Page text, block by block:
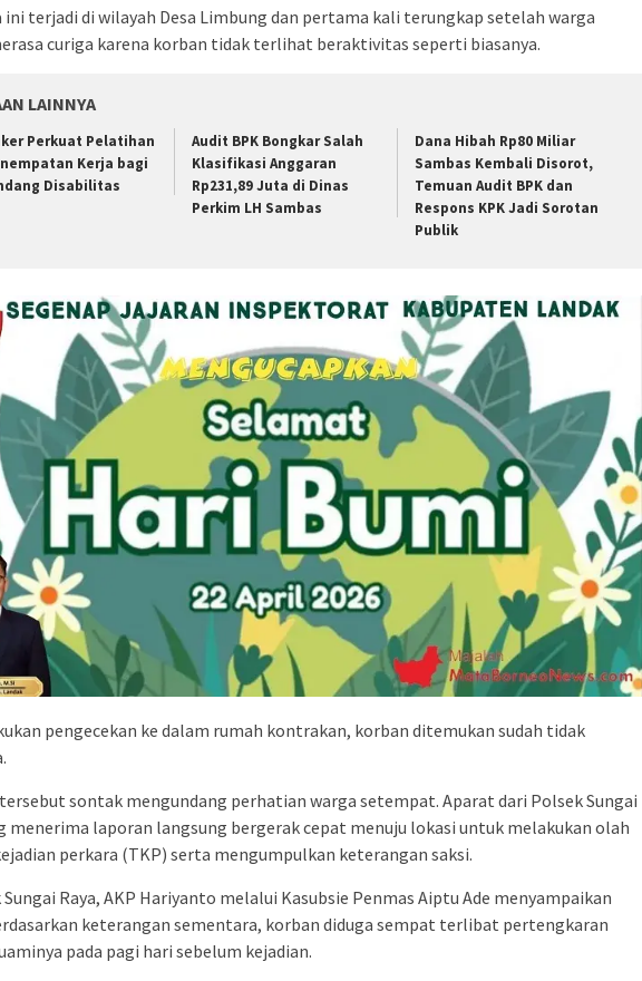
ini terjadi di wilayah Desa Limbung dan pertama kali terungkap setelah warga
curiga karena korban tidak terlihat beraktivitas seperti biasanya.
LAINNYA
Perkuat Pelatihan
Kerja bagi
Disabilitas
Audit BPK Bongkar Salah
Klasifikasi Anggaran
Rp231,89 Juta di Dinas
Perkim LH Sambas
Dana Hibah Rp80 Miliar
Sambas Kembali Disorot,
Temuan Audit BPK dan
Respons KPK Jadi Sorotan
Publik
pengecekan ke dalam rumah kontrakan, korban ditemukan sudah tidak
sontak mengundang perhatian warga setempat. Aparat dari Polsek Sungai
menerima laporan langsung bergerak cepat menuju lokasi untuk melakukan olah
perkara (TKP) serta mengumpulkan keterangan saksi.
Raya, AKP Hariyanto melalui Kasubsie Penmas Aiptu Ade menyampaikan
keterangan sementara, korban diduga sempat terlibat pertengkaran
pada pagi hari sebelum kejadian.